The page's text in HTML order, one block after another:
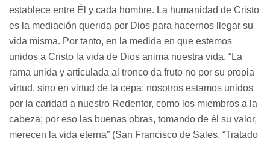
establece entre Él y cada hombre. La humanidad de Cristo
es la mediación querida por Dios para hacernos llegar su
vida misma. Por tanto, en la medida en que estemos
unidos a Cristo la vida de Dios anima nuestra vida. “La
rama unida y articulada al tronco da fruto no por su propia
virtud, sino en virtud de la cepa: nosotros estamos unidos
por la caridad a nuestro Redentor, como los miembros a la
cabeza; por eso las buenas obras, tomando de él su valor,
merecen la vida eterna” (San Francisco de Sales, “Tratado